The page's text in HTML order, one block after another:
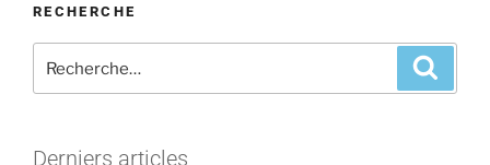
RECHERCHE
Derniers articles